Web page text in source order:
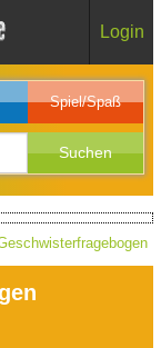
Login
Spiel/Spaß